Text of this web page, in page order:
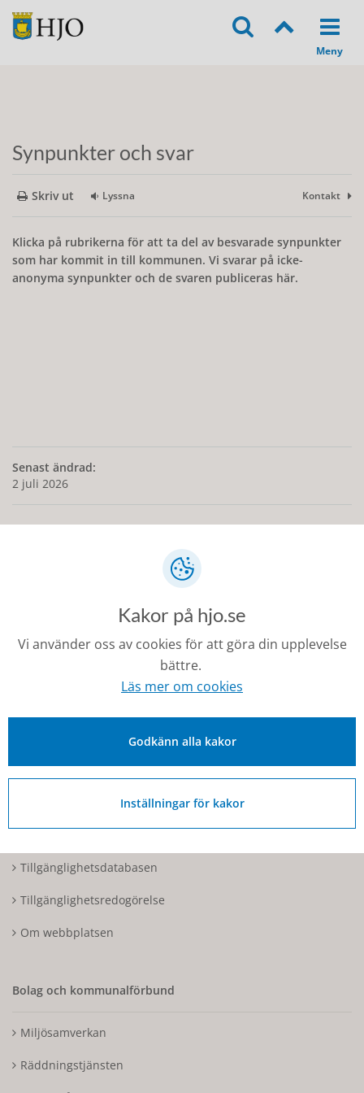
Synpunkter och svar
Skriv ut Lyssna Kontakt
Klicka på rubrikerna för att ta del av besvarade synpunkter
som har kommit in till kommunen. Vi svarar på icke-
anonyma synpunkter och de svaren publiceras här.
Senast ändrad:
2 juli 2026
kommunen@hjo.se
Besöks- och postadress: Torggatan 2, 544 30 Hjo
Tillgänglighetsdatabasen
Tillgänglighetsredogörelse
Om webbplatsen
Bolag och kommunalförbund
Miljösamverkan
Räddningstjänsten
Kakor på hjo.se
Vi använder oss av cookies för att göra din upplevelse
bättre.
Läs mer om cookies
Godkänn alla kakor
Inställningar för kakor